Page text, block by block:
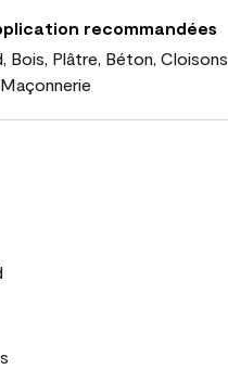
recommandées
Bois, Plâtre, Béton, Cloisons